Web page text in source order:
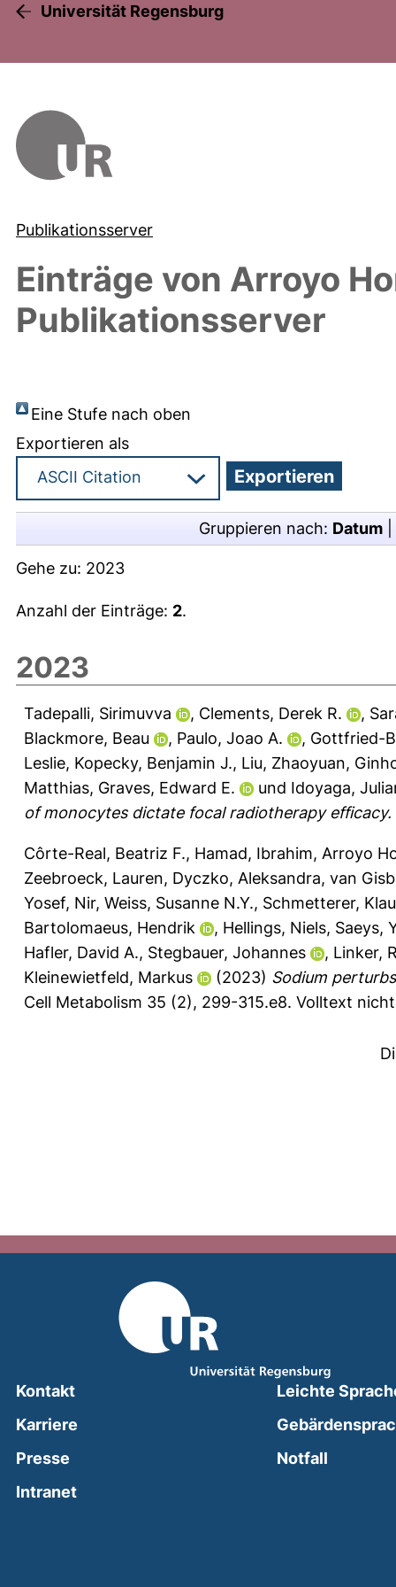
Universität Regensburg
Publikationsserver
Einträge von Arroyo
Publikationsserver
Eine Stufe nach oben
Exportieren als
Gruppieren nach: Datum
Gehe zu: 2023
Anzahl der Einträge: 2.
2023
Tadepalli, Sirimuvva , Clements, Derek R. ,
Blackmore, Beau
, Paulo, Joao A. , Gottfried-
Leslie, Kopecky, Benjamin J., Liu, Zhaoyuan,
Matthias, Graves, Edward E. und Idoyaga,
of monocytes dictate focal radiotherapy efficacy.
Côrte-Real, Beatriz F., Hamad, Ibrahim, Arroyo
Zeebroeck, Lauren, Dyczko, Aleksandra, van
Yosef, Nir, Weiss, Susanne N.Y., Schmetterer,
Bartolomaeus, Hendrik
, Hellings, Niels, Saeys,
Hafler, David A., Stegbauer, Johannes , Linker,
Kleinewietfeld, Markus
(2023) Sodium
Cell Metabolism 35 (2), 299-315.e8. Volltext
Kontakt
Karriere
Presse
Intranet(external link, opens in a new window)
Leichte
Notfall